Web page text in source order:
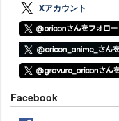
Xアカウント
Facebook